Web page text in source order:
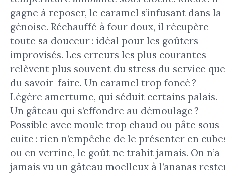
gagne à reposer, le caramel s’infusant dans la
génoise. Réchauffé à four doux, il récupère
toute sa douceur : idéal pour les goûters
improvisés. Les erreurs les plus courantes
relèvent plus souvent du stress du service que
du savoir-faire. Un caramel trop foncé ?
Légère amertume, qui séduit certains palais.
Un gâteau qui s’effondre au démoulage ?
Possible avec moule trop chaud ou pâte sous-
cuite : rien n’empêche de le présenter en
ou en verrine, le goût ne trahit jamais. On n’a
jamais vu un gâteau moelleux à l’ananas